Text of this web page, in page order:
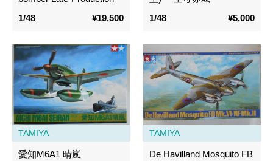
1/48
¥19,500
1/48
¥5,000
TAMIYA
愛知M6A1 晴嵐
TAMIYA
De Havilland Mosquito FB